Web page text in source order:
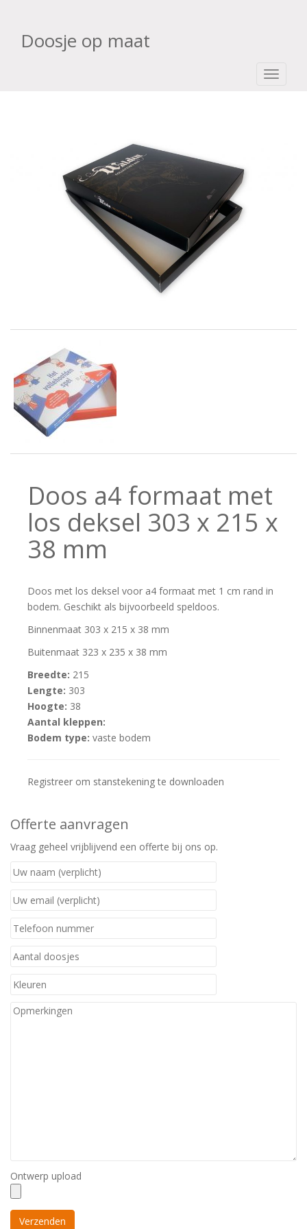
Doosje op maat
Doos a4 formaat met
los deksel 303 x 215 x
38 mm
Doos met los deksel voor a4 formaat met 1 cm rand in
bodem. Geschikt als bijvoorbeeld speldoos.
Binnenmaat 303 x 215 x 38 mm
Buitenmaat 323 x 235 x 38 mm
Breedte: 215
Lengte: 303
Hoogte: 38
Aantal kleppen:
Bodem type: vaste bodem
Registreer om stanstekening te downloaden
Offerte aanvragen
Vraag geheel vrijblijvend een offerte bij ons op.
Ontwerp upload